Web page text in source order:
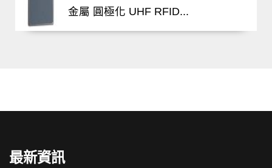
金屬 圓極化 UHF RFID...
最新資訊